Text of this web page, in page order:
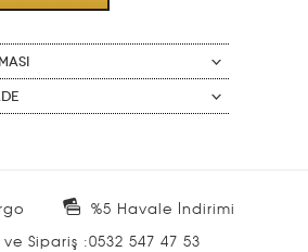
%5 Havale İndirimi
Sipariş :0532 547 47 53